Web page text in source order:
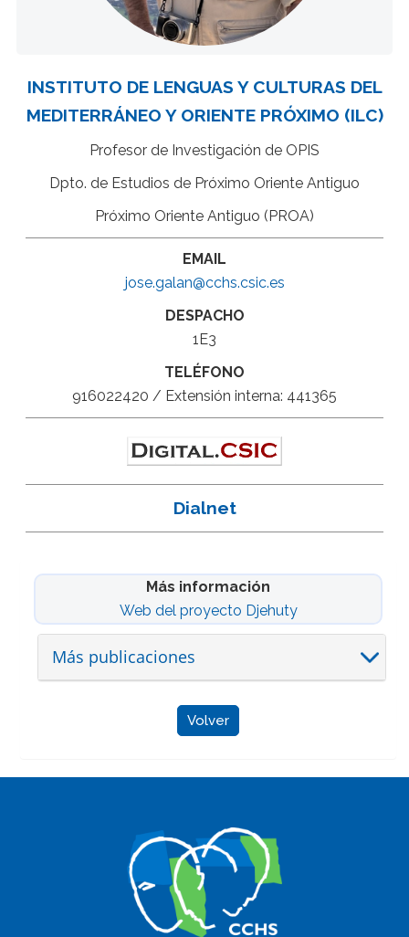
INSTITUTO DE LENGUAS Y CULTURAS DEL
MEDITERRÁNEO Y ORIENTE PRÓXIMO (ILC)
Profesor de Investigación de OPIS
Dpto. de Estudios de Próximo Oriente Antiguo
Próximo Oriente Antiguo (PROA)
EMAIL
jose.galan@cchs.csic.es
DESPACHO
1E3
TELÉFONO
916022420 / Extensión interna: 441365
Dialnet
Más información
Web del proyecto Djehuty
Más publicaciones
Volver